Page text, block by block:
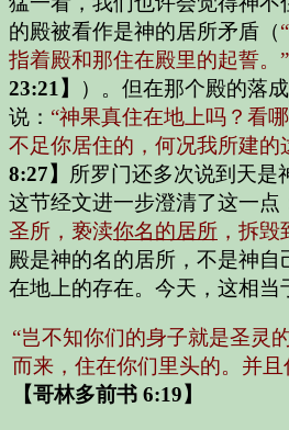
的殿被看作是神的居所矛盾（
指着殿和那住在殿里的起誓。”
23:21】
）。但在那个殿的落
说： “神果真住在地上吗？看
不足你居住的，何况我所建的
8:27】 所罗门还多次说到天是
这节经文进一步澄清了这一点
圣所，亵渎你名的居所 ，拆毁
殿是神的名的居所，不是神自
在地上的存在。今天，这相当
“岂不知你们的身子就是圣灵
而来，住在你们里头的。并
【哥林多前书 6:19】